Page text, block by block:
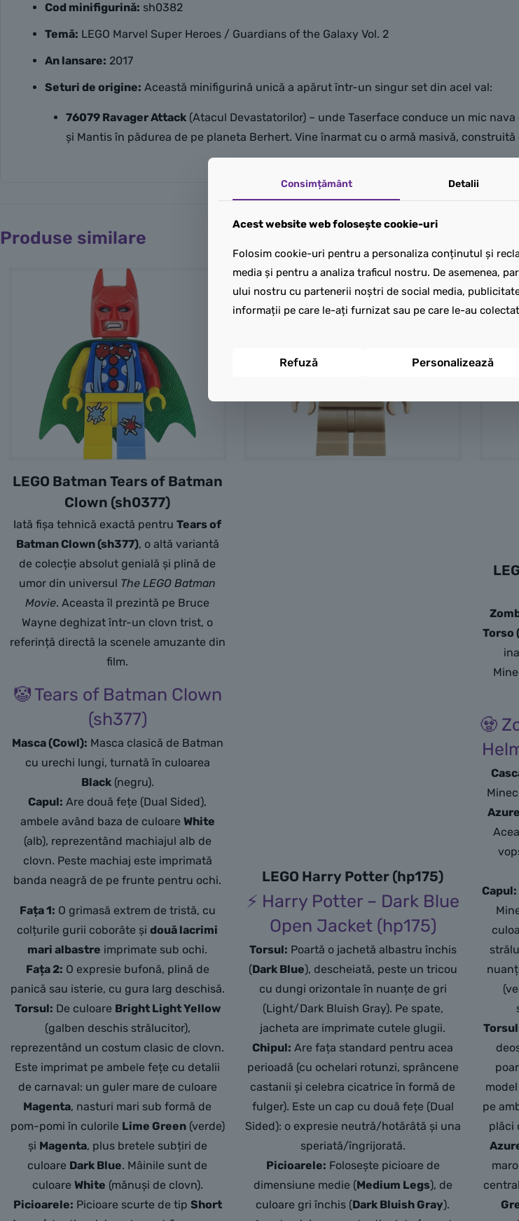
Cod minifigurină: sh0382
Temă: LEGO Marvel Super Heroes / Guardians of the Galaxy Vol. 2
An lansare: 2017
Seturi de origine: Această minifigurină unică a apărut într-un singur set din acel val:
76079 Ravager Attack (Atacul Devastatorilor) – unde Taserface conduce un mic
și Mantis în pădurea de pe planeta Berhert. Vine înarmat cu o armă masivă, construită
Produse similare
LEGO Batman Tears of Batman
Clown (sh0377)
Iată fișa tehnică exactă pentruTears of
Batman Clown (sh377), o altă variantă
de colecție absolut genială și plină de
umor din universul The LEGO Batman
Movie. Aceasta îl prezintă pe Bruce
Wayne deghizat într-un clovn trist, o
referință directă la scenele amuzante din
film.
🤡 Tears of Batman Clown
(sh377)
Masca (Cowl): Masca clasică de Batman
cu urechi lungi, turnată în culoarea
Black(negru).
Capul: Are două fețe (Dual Sided),
ambele având baza de culoare White
(alb), reprezentând machiajul alb de
clovn. Peste machiaj este imprimată
banda neagră de pe frunte pentru ochi.
Fața 1: O grimasă extrem de tristă, cu
colțurile gurii coborâte șidouă lacrimi
mari albastre imprimate sub ochi.
Fața 2: O expresie bufonă, plină de
panică sau isterie, cu gura larg deschisă.
Torsul: De culoare Bright Light Yellow
(galben deschis strălucitor),
reprezentând un costum clasic de clovn.
Este imprimat pe ambele fețe cu detalii
de carnaval: un guler mare de culoare
Magenta, nasturi mari sub formă de
pom-pomi în culorile Lime Green(verde)
și Magenta, plus bretele subțiri de
culoare Dark Blue. Mâinile sunt de
culoare White (mănuși de clovn).
Picioarele: Picioare scurte de tip Short
LEGO Harry Potter (hp175)
⚡ Harry Potter – Dark Blue
Open Jacket (hp175)
Torsul: Poartă o jachetă albastru închis
(Dark Blue), descheiată, peste un tricou
cu dungi orizontale în nuanțe de gri
(Light/Dark Bluish Gray). Pe spate,
jacheta are imprimate cutele glugii.
Chipul: Are fața standard pentru acea
perioadă (cu ochelari rotunzi, sprâncene
castanii și celebra cicatrice în formă de
fulger). Este un cap cu două fețe (Dual
Sided): o expresie neutră/hotărâtă și una
speriată/îngrijorată.
Picioarele: Folosește picioare de
dimensiune medie (Medium Legs), de
culoare gri închis (Dark Bluish Gray).
Torso
🧟
Azure
Capul:
pe
plăci
Consimțământ Detalii
Acest website web folosește cookie-uri
Folosim cookie-uri pentru a personaliza conținutul și
media și pentru a analiza traficul nostru. De asemenea,
ului nostru cu partenerii noștri de social media,
informații pe care le-ați furnizat sau pe care le-au
Refuză Personalizează